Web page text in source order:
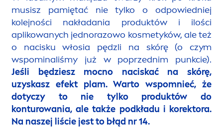
musisz pamiętać nie tylko o odpowiedniej
kolejności nakładania produktów i ilości
aplikowanych jednorazowo kosmetyków, ale też
o nacisku włosia pędzli na skórę (o czym
wspominaliśmy już w poprzednim punkcie).
Jeśli będziesz mocno naciskać na skórę,
uzyskasz efekt plam. Warto wspomnieć, że
dotyczy to nie tylko produktów do
konturowania, ale także podkładu i korektora.
Na naszej liście jest to błąd nr 14.